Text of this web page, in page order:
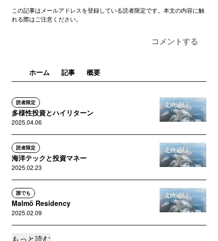
この記事はメールアドレスを登録している読者限定です。本文の内容に触
れる際はご注意ください。
コメントする
ホーム 記事 概要
読者限定
多様性投資とハイリターン
2025.04.06
読者限定
海洋テックと投資マネー
2025.02.23
誰でも
Malmö Residency
2025.02.09
読者限定